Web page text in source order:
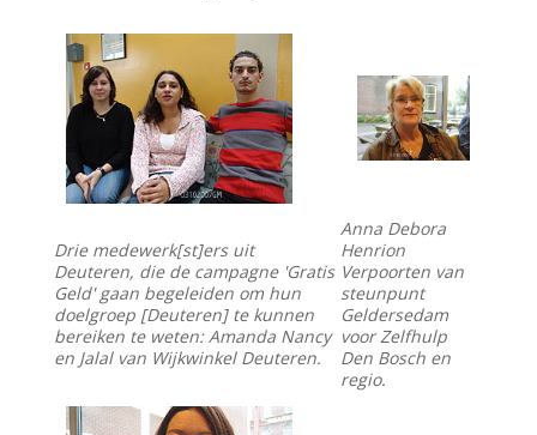
Drie medewerk[st]ers uit
Deuteren, die de campagne 'Gratis
Geld' gaan begeleiden om hun
doelgroep [Deuteren] te kunnen
bereiken te weten: Amanda Nancy
en Jalal van Wijkwinkel Deuteren.
Anna Debora
Henrion
Verpoorten van
steunpunt
Geldersedam
voor Zelfhulp
Den Bosch en
regio.